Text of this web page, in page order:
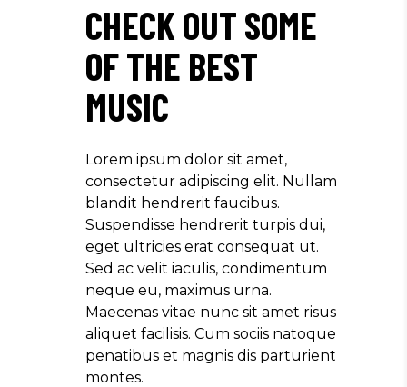
CHECK OUT SOME
OF THE BEST
MUSIC
Lorem ipsum dolor sit amet,
consectetur adipiscing elit. Nullam
blandit hendrerit faucibus.
Suspendisse hendrerit turpis dui,
eget ultricies erat consequat ut.
Sed ac velit iaculis, condimentum
neque eu, maximus urna.
Maecenas vitae nunc sit amet risus
aliquet facilisis. Cum sociis natoque
penatibus et magnis dis parturient
montes.